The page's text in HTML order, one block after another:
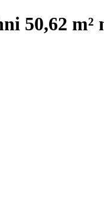
50,62 m²